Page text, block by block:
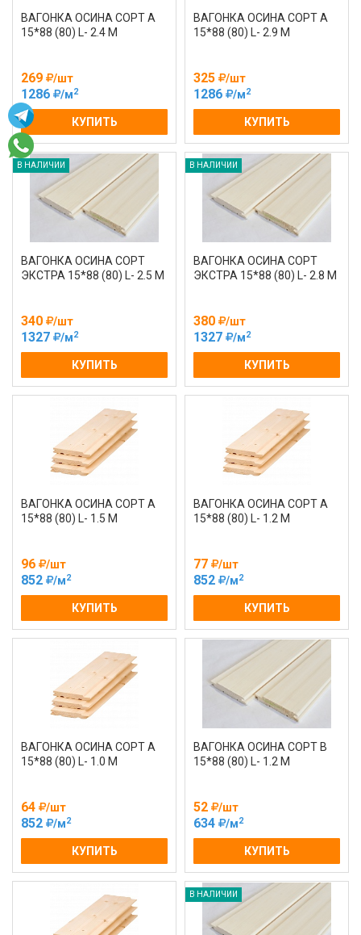
ВАГОНКА ОСИНА СОРТ А
15*88 (80) L- 2.4 М
269 /шт
1286 /м2
КУПИТЬ
ВАГОНКА ОСИНА СОРТ А
15*88 (80) L- 2.9 М
325 /шт
1286 /м2
КУПИТЬ
В НАЛИЧИИ
ВАГОНКА ОСИНА СОРТ
ЭКСТРА 15*88 (80) L- 2.5 М
340 /шт
1327 /м2
КУПИТЬ
В НАЛИЧИИ
ВАГОНКА ОСИНА СОРТ
ЭКСТРА 15*88 (80) L- 2.8 М
380 /шт
1327 /м2
КУПИТЬ
ВАГОНКА ОСИНА СОРТ А
15*88 (80) L- 1.5 М
96 /шт
852 /м2
КУПИТЬ
ВАГОНКА ОСИНА СОРТ А
15*88 (80) L- 1.2 М
77 /шт
852 /м2
КУПИТЬ
ВАГОНКА ОСИНА СОРТ А
15*88 (80) L- 1.0 М
64 /шт
852 /м2
КУПИТЬ
ВАГОНКА ОСИНА СОРТ В
15*88 (80) L- 1.2 М
52 /шт
634 /м2
КУПИТЬ
В НАЛИЧИИ